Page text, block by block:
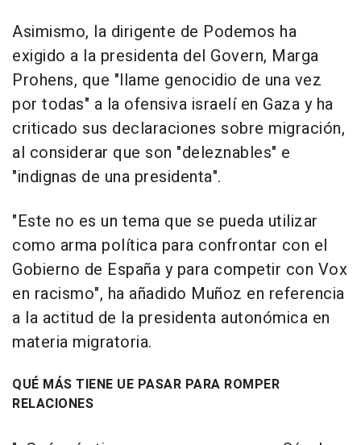
Asimismo, la dirigente de Podemos ha
exigido a la presidenta del Govern, Marga
Prohens, que "llame genocidio de una vez
por todas" a la ofensiva israelí en Gaza y ha
criticado sus declaraciones sobre migración,
al considerar que son "deleznables" e
"indignas de una presidenta".
"Este no es un tema que se pueda utilizar
como arma política para confrontar con el
Gobierno de España y para competir con Vox
en racismo", ha añadido Muñoz en referencia
a la actitud de la presidenta autonómica en
materia migratoria.
QUÉ MÁS TIENE UE PASAR PARA ROMPER
RELACIONES